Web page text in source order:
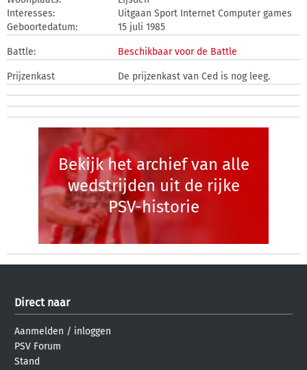
Interesses:
Uitgaan Sport Internet Computer games
Geboortedatum:
15 juli 1985
Battle: Beschikbaar voor de Battle
Prijzenkast De prijzenkast van Ced is nog leeg.
Bekijk het archief van alle
wedstrijden uit de rijke
PSV-historie
Direct naar
Aanmelden / inloggen
PSV Forum
Stand